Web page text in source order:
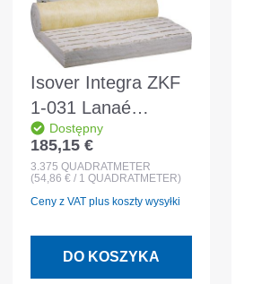
Isover Integra ZKF
1-031 Lanaé
2700x1250x180mm
filc mocujący
między krokwiami
Dostępny
Cena regularna:
185,15 €
3.375 QUADRATMETER
(54,86 € / 1 QUADRATMETER)
Ceny z VAT plus koszty wysyłki
DO KOSZYKA